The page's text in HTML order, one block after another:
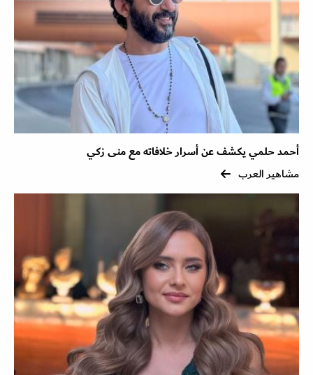
أحمد حلمي يكشف عن أسرار خلافاته مع منى زكي
مشاهير العرب